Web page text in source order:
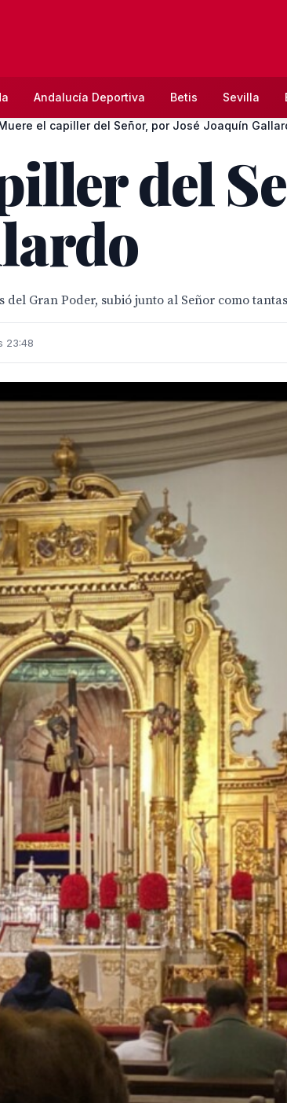
Andalucía Deportiva Betis Sevilla
el capiller del Señor, por José Joaquín
del
Gran Poder, subió junto al Señor como
23:48